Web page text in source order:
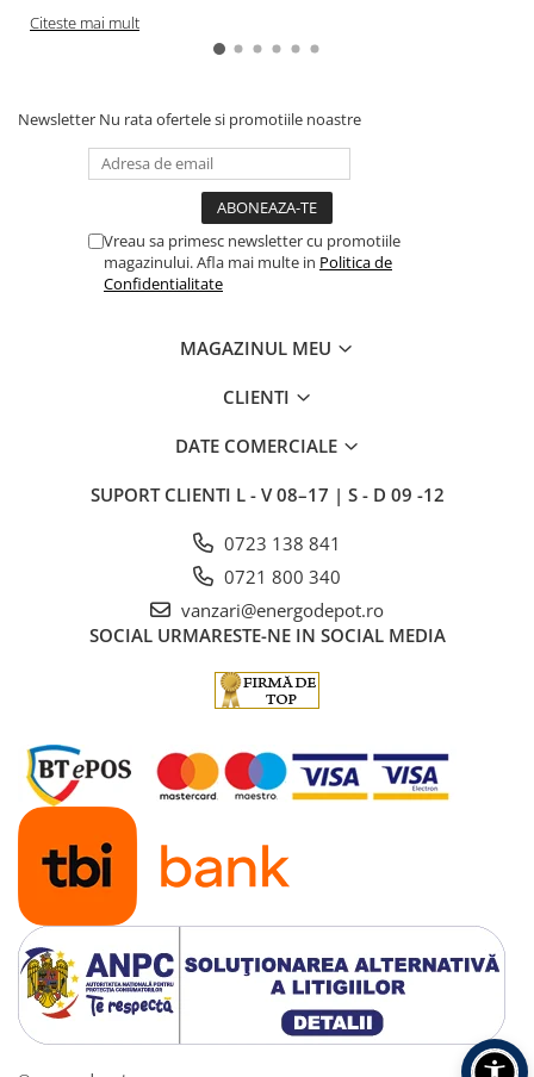
Citeste mai mult
Newsletter Nu rata ofertele si promotiile noastre
Vreau sa primesc newsletter cu promotiile
magazinului. Afla mai multe in Politica de
Confidentialitate
MAGAZINUL MEU
CLIENTI
DATE COMERCIALE
SUPORT CLIENTI L - V 08–17 | S - D 09 -12
0723 138 841
0721 800 340
vanzari@energodepot.ro
SOCIAL URMARESTE-NE IN SOCIAL MEDIA